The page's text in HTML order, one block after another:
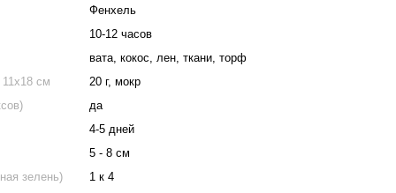
Фенхель
10-12 часов
вата, кокос, лен, ткани, торф
см
20 г, мокр
да
4-5 дней
5 - 8 см
зелень)
1 к 4